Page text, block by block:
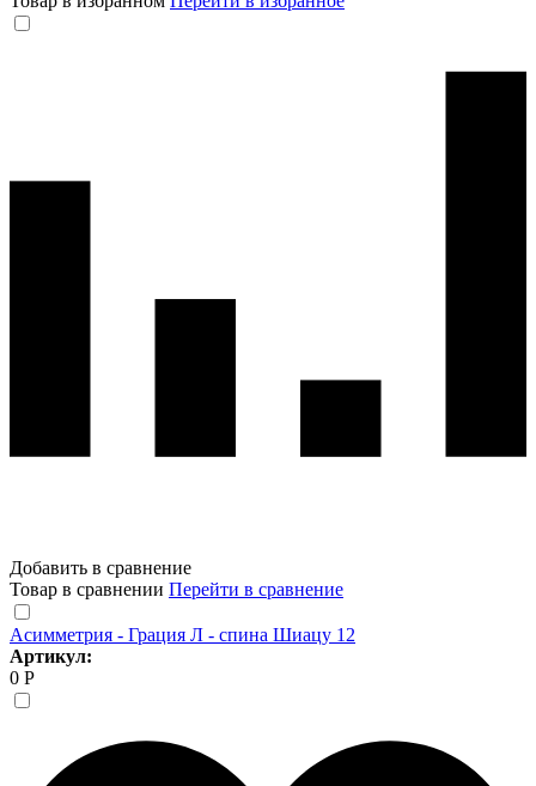
Добавить в сравнение
Товар в сравнении Перейти в сравнение
Асимметрия - Грация Л - спина Шиацу 12
Артикул:
0 Р